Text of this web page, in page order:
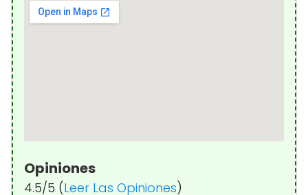
Opiniones
4.5/5 (Leer Las Opiniones)